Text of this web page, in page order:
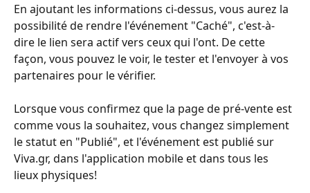
En ajoutant les informations ci-dessus, vous aurez la
possibilité de rendre l'événement "Caché", c'est-à-
dire le lien sera actif vers ceux qui l'ont. De cette
façon, vous pouvez le voir, le tester et l'envoyer à vos
partenaires pour le vérifier.
Lorsque vous confirmez que la page de pré-vente est
comme vous la souhaitez, vous changez simplement
le statut en "Publié", et l'événement est publié sur
Viva.gr, dans l'application mobile et dans tous les
lieux physiques!